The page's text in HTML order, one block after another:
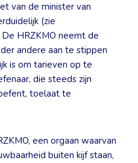
van de minister van
(zie
De HRZKMO neemt de
andere aan te stippen
is om tarieven op te
die steeds zijn
toelaat te
een orgaan waarvan
buiten kijf staan,